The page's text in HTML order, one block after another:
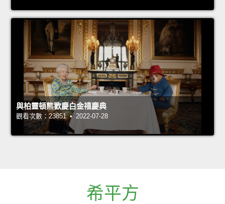
與柏靈頓熊歡慶白金禧慶典
觀看次數：23851 • 2022-07-28
希平方